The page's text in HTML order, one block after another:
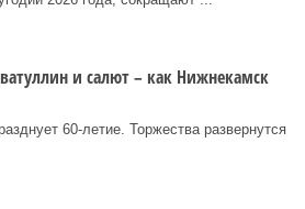
и салют – как Нижнекамск
60‑летие. Торжества развернутся